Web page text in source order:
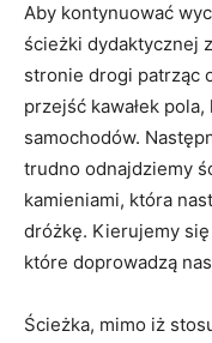
Aby kontynuować
ścieżki dydaktycznej
stronie drogi patrząc
przejść kawałek
samochodów.
trudno odnajdziemy
kamieniami, która
dróżkę. Kierujemy
które doprowadzą
Ścieżka, mimo iż